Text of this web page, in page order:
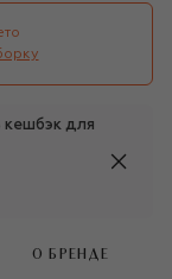
кешбэк для
О БРЕНДЕ